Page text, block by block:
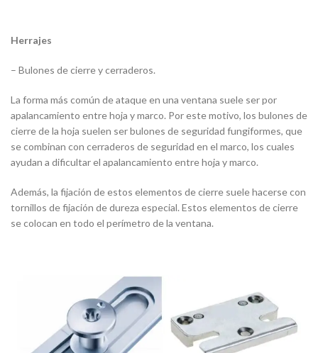
Herrajes
– Bulones de cierre y cerraderos.
La forma más común de ataque en una ventana suele ser por
apalancamiento entre hoja y marco. Por este motivo, los bulones de
cierre de la hoja suelen ser bulones de seguridad fungiformes, que
se combinan con cerraderos de seguridad en el marco, los cuales
ayudan a dificultar el apalancamiento entre hoja y marco.
Además, la fijación de estos elementos de cierre suele hacerse con
tornillos de fijación de dureza especial. Estos elementos de cierre
se colocan en todo el perímetro de la ventana.